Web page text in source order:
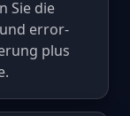
Sie die
error-
plus